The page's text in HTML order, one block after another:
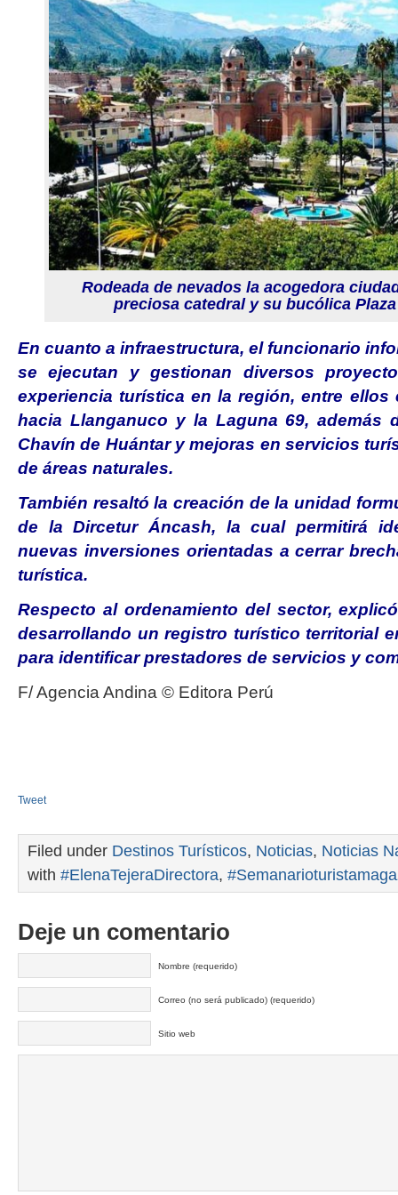
Rodeada de nevados la acogedora
preciosa catedral y su bucólica
En cuanto a infraestructura, el funcionario
se ejecutan y gestionan diversos
experiencia turística en la región, entre ellos
hacia Llanganuco y la Laguna 69, además
Chavín de Huántar y mejoras en servicios
de áreas naturales.
También resaltó la creación de la unidad
de la Dircetur Áncash, la cual permitirá
nuevas inversiones orientadas a cerrar
turística.
Respecto al ordenamiento del sector,
desarrollando un registro turístico territorial
para identificar prestadores de servicios y
F/ Agencia Andina ©️ Editora Perú
Tweet
Filed under Destinos Turísticos, Noticias, Noticias
with #ElenaTejeraDirectora,
Deje un comentario
Nombre (requerido)
Correo (no será publicado) (requerido)
Sitio web